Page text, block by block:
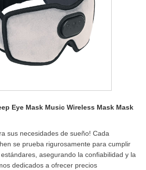
Eye Mask Music Wireless Mask Mask
sus necesidades de sueño! Cada
se prueba rigurosamente para cumplir
asegurando la confiabilidad y la
dedicados a ofrecer precios